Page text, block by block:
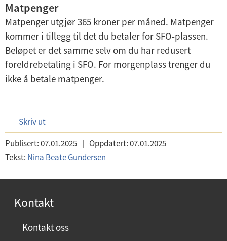
Matpenger
Matpenger utgjør 365 kroner per måned. Matpenger
kommer i tillegg til det du betaler for SFO-plassen.
Beløpet er det samme selv om du har redusert
foreldrebetaling i SFO. For morgenplass trenger du
ikke å betale matpenger.
Skriv ut
Publisert:07.01.2025 | Oppdatert:07.01.2025
Tekst: Nina Beate Gundersen
Kontakt
Kontakt oss